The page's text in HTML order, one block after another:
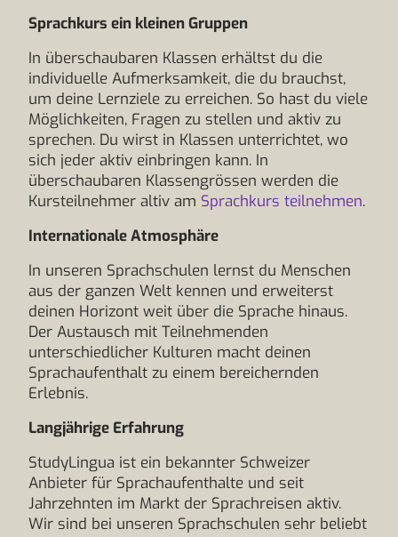
Sprachkurs ein kleinen Gruppen
In überschaubaren Klassen erhältst du die
individuelle Aufmerksamkeit, die du brauchst,
um deine Lernziele zu erreichen. So hast du viele
Möglichkeiten, Fragen zu stellen und aktiv zu
sprechen. Du wirst in Klassen unterrichtet, wo
sich jeder aktiv einbringen kann. In
überschaubaren Klassengrössen werden die
Kursteilnehmer altiv am Sprachkurs teilnehmen.
Internationale Atmosphäre
In unseren Sprachschulen lernst du Menschen
aus der ganzen Welt kennen und erweiterst
deinen Horizont weit über die Sprache hinaus.
Der Austausch mit Teilnehmenden
unterschiedlicher Kulturen macht deinen
Sprachaufenthalt zu einem bereichernden
Erlebnis.
Langjährige Erfahrung
StudyLingua ist ein bekannter Schweizer
Anbieter für Sprachaufenthalte und seit
Jahrzehnten im Markt der Sprachreisen aktiv.
Wir sind bei unseren Sprachschulen sehr beliebt